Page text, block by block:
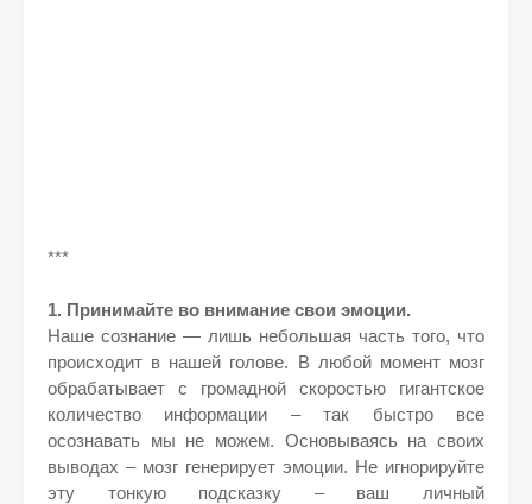
***
1. Принимайте во внимание свои эмоции.
Наше сознание — лишь небольшая часть того, что
происходит в нашей голове. В любой момент мозг
обрабатывает с громадной скоростью гигантское
количество информации – так быстро все
осознавать мы не можем. Основываясь на своих
выводах – мозг генерирует эмоции. Не игнорируйте
эту тонкую подсказку – ваш личный